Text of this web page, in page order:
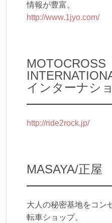
情報が豊富。
http://www.1jyo.com/
MOTOCROSS
インターナシ
http://ride2rock.jp/
MASAYA/正屋
大人の秘密基地をコン
転車ショップ。